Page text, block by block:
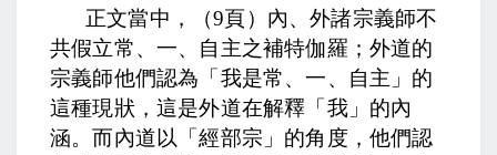
正文當中，（9頁） 內、外諸宗義師不
共假立常、一、自主之補特伽羅； 外道的
宗義師他們認為「我是常、一、自主」的
這種現狀，這是外道在解釋「我」的內
涵。而內道以「經部宗」的角度，他們認